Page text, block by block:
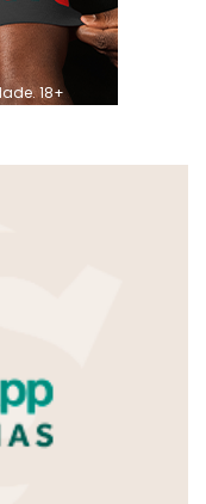
18+